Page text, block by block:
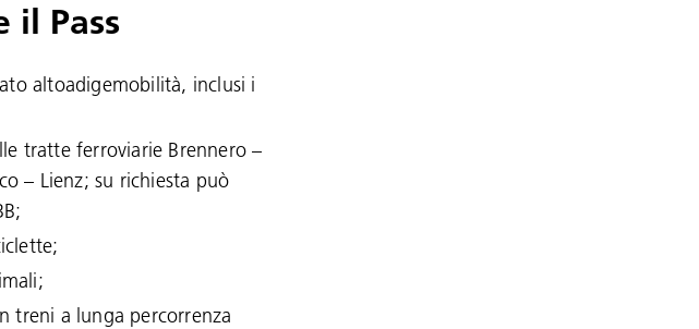
il Pass
altoadigemobilità, inclusi i
tratte ferroviarie Brennero –
– Lienz; su richiesta può
treni a lunga percorrenza